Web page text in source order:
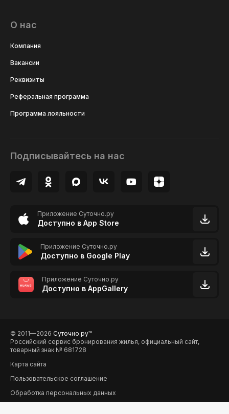
О нас
Компания
Вакансии
Реквизиты
Реферальная программа
Программа лояльности
Подписывайтесь на нас
Приложение Суточно.ру
Доступно в App Store
Приложение Суточно.ру
Доступно в Google Play
Приложение Суточно.ру
Доступно в AppGallery
© 2011—2026 Суточно.руTM
Российский сервис бронирования жилья, официальный сайт,
товарный знак № 681728
Карта сайта
Пользовательское соглашение
Обработка персональных данных